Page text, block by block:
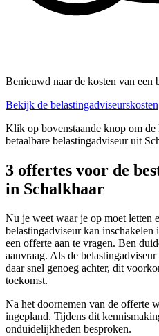
Benieuwd naar de kosten van een
Bekijk de belastingadviseurskosten
Klik op bovenstaande knop om de
betaalbare belastingadviseur uit
3 offertes voor de
in Schalkhaar
Nu je weet waar je op moet letten
belastingadviseur kan inschakelen
een offerte aan te vragen. Ben
aanvraag. Als de
daar snel genoeg achter, dit
toekomst.
Na het doornemen van de offerte
ingepland. Tijdens dit
onduidelijkheden besproken.